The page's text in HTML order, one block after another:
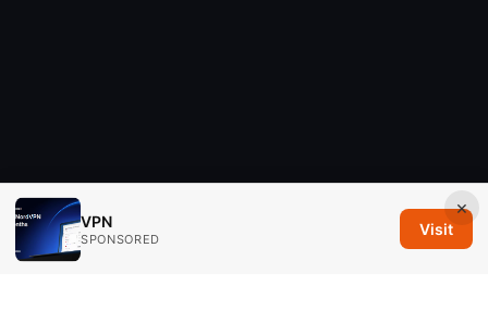
×
VPN
SPONSORED
Visit